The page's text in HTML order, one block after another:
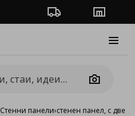
Проследяване на
Camera
Стенни панели›стенен панел, с две